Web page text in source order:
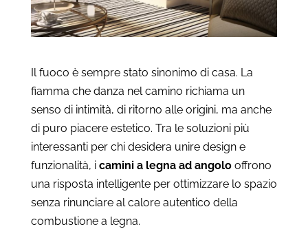
Il fuoco è sempre stato sinonimo di casa. La
fiamma che danza nel camino richiama un
senso di intimità, di ritorno alle origini, ma anche
di puro piacere estetico. Tra le soluzioni più
interessanti per chi desidera unire design e
funzionalità, i camini a legna ad angolooffrono
una risposta intelligente per ottimizzare lo spazio
senza rinunciare al calore autentico della
combustione a legna.